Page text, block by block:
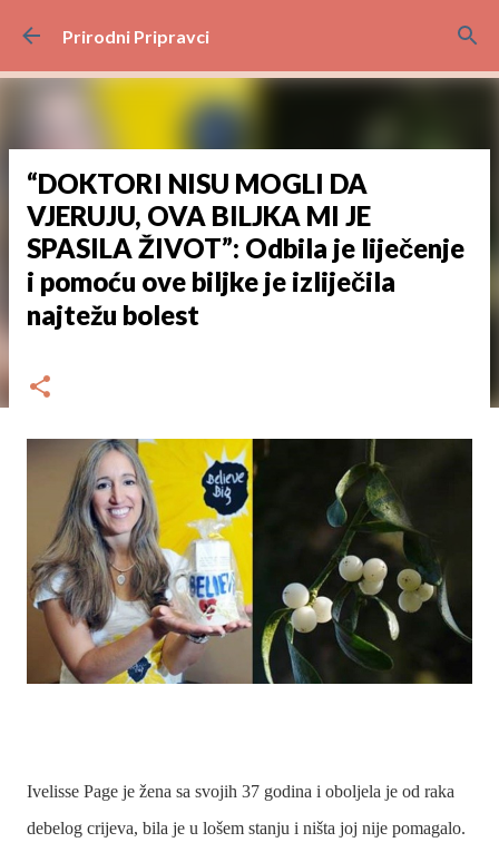
Preskoči na glavni sadržaj
Prirodni Pripravci
“DOKTORI NISU MOGLI DA
VJERUJU, OVA BILJKA MI JE
SPASILA ŽIVOT”: Odbila je liječenje
i pomoću ove biljke je izliječila
najtežu bolest
Ivelisse Page je žena sa svojih 37 godina i oboljela je od raka
debelog crijeva, bila je u lošem stanju i ništa joj nije pomagalo.